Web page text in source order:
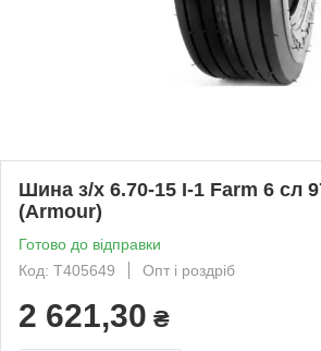
Шина з/х 6.70-15 I-1 Farm 6 сл
(Armour)
Готово до відправки
Код: T405649
Опт і роздріб
2 621,30 ₴